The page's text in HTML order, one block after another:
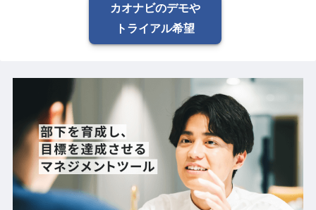
カオナビのデモや
トライアル希望